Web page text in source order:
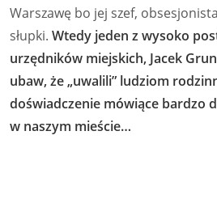
Warszawę bo jej szef,
słupki. Wtedy jeden z wysoko
urzędników miejskich, Jacek
ubaw, że „uwalili” ludziom
doświadczenie mówiące bardzo
w naszym mieście…